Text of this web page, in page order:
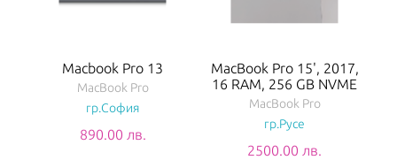
Macbook Pro 13
MacBook Pro
гр.София
890.00 лв.
MacBook Pro 15', 2017,
16 RAM, 256 GB NVME
MacBook Pro
гр.Русе
2500.00 лв.